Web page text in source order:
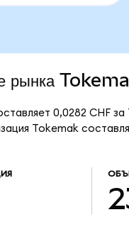
рынка
0,0282 CHF
Tokemak